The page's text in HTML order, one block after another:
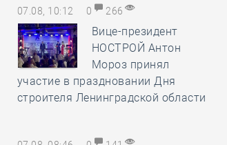
07.08, 10:12 0 266
Вице-президент
НОСТРОЙ Антон
Мороз принял
участие в праздновании Дня
строителя Ленинградской области